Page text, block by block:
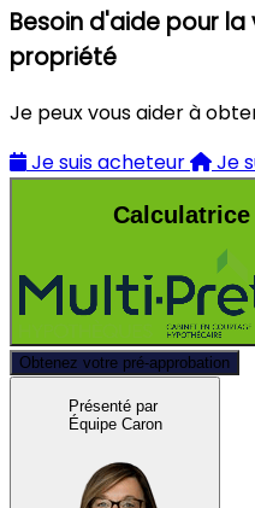
Besoin d'aide pour
propriété
Je peux vous aider à
Je suis acheteur
Je
Obtenez votre pré-approbation
Présenté par
Équipe Caron